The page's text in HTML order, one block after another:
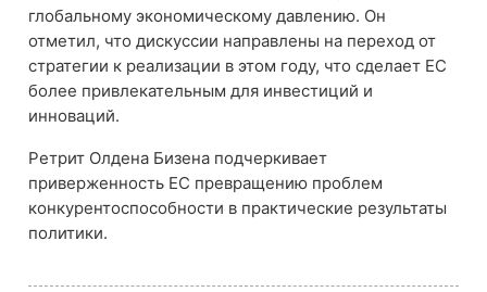
глобальному экономическому давлению. Он
отметил, что дискуссии направлены на переход от
стратегии к реализации в этом году, что сделает ЕС
более привлекательным для инвестиций и
инноваций.
Ретрит Олдена Бизена подчеркивает
приверженность ЕС превращению проблем
конкурентоспособности в практические результаты
политики.